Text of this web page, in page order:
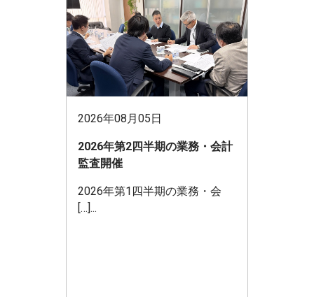
2026年08月05日
2026年第2四半期の業務・会計
監査開催
2026年第1四半期の業務・会
[…]...